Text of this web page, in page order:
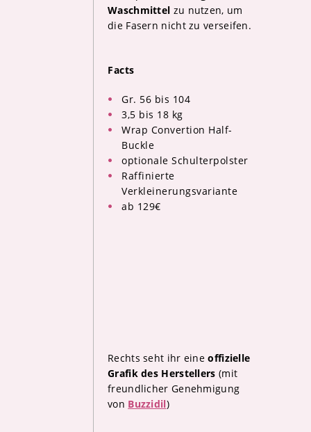
Waschmittel zu nutzen, um
die Fasern nicht zu verseifen.
Facts
Gr. 56 bis 104
3,5 bis 18 kg
Wrap Convertion Half-
Buckle
optionale Schulterpolster
Raffinierte
Verkleinerungsvariante
ab 129€
Rechts seht ihr eineoffizielle
Grafik des Herstellers (mit
freundlicher Genehmigung
von Buzzidil)